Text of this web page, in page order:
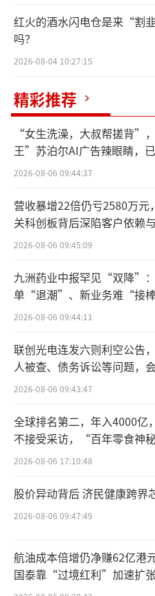
Lululemon，这
以女性瑜伽裤起家，
上千元的瑜伽裤系列
emon高速增长奇迹，
斯，仅次于耐克。
从2017年到2023
入从26.5亿美元暴涨
早年间，创始人威尔
用户画像：年入10万-
的32岁“超级女孩”（
美元，同比增长19%
的净营收增速呈现明
业务净营收同比增长
全球，中国市场是
市场，是Lululemon非
红火的酒水闪电仓是来“割
吗？
2026-08-04 10:27:15
精彩推荐
“女生洗澡，大叔帮搓背”
王”苏泊尔AI广告辣眼睛，
2026-08-06 09:44:37
营收暴增22倍仍亏2580万元
关科创板背后深陷客户依赖
困局
2026-08-06 09:45:09
九洲药业中报罕见“双降”
单“退潮”、新业务难“接
难关待闯
2026-08-06 09:44:11
联创光电连发六则利空公告
人被查、债务诉讼等问题，
所曾出具“保留意见”
2026-08-06 09:43:47
全球排名第二，年入4000亿
不接受采访，“百年零食神
出水面？
2026-08-06 17:10:48
股价异动背后 济民健康跨界
2026-08-06 09:47:49
航油成本倍增仍净赚62亿港
国泰靠“过境红利”加速扩